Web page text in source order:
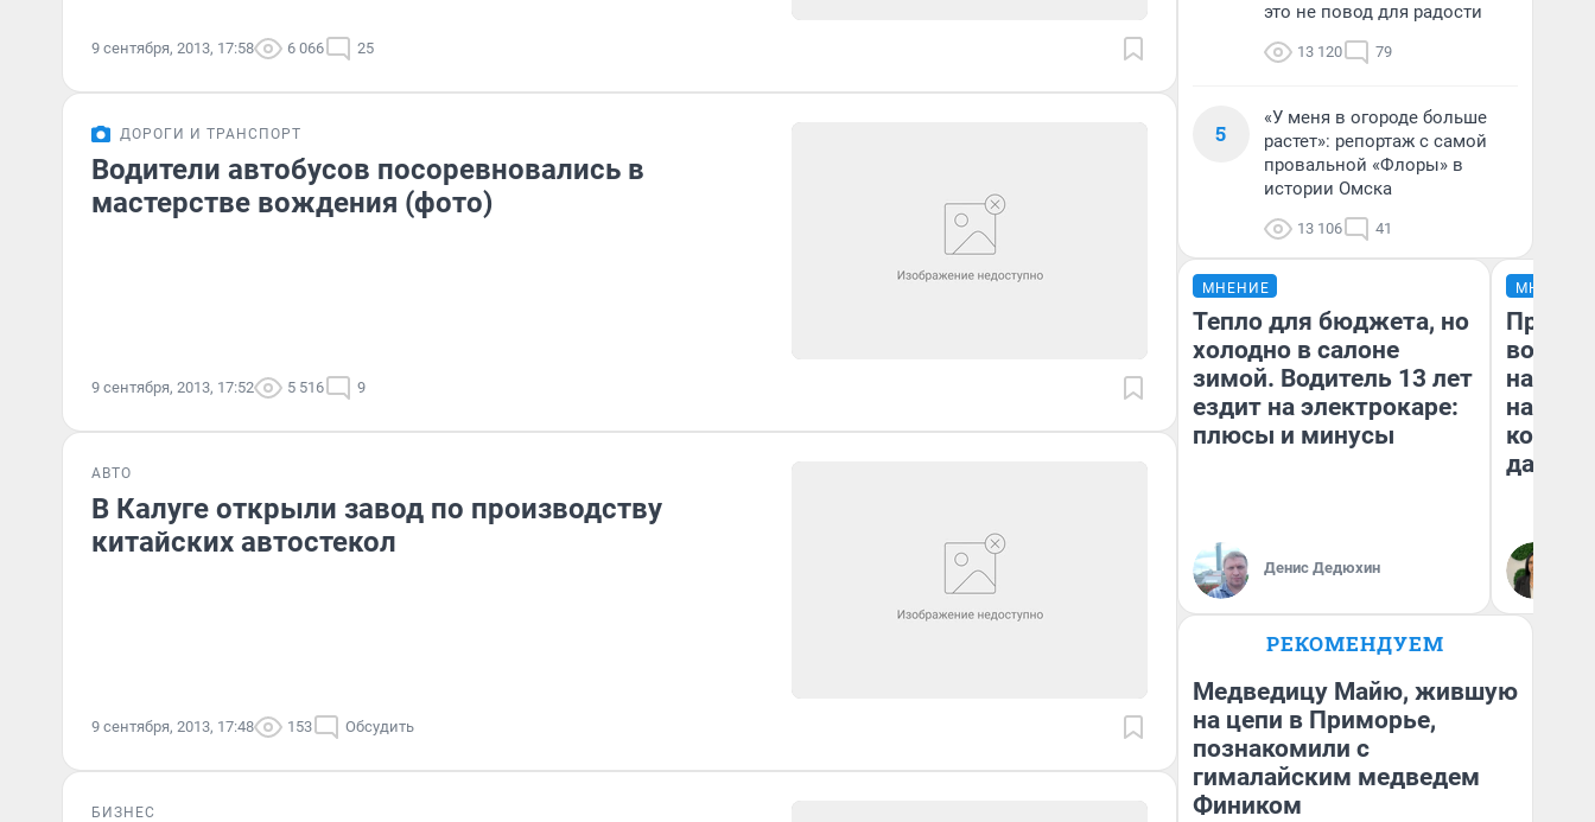
9 сентября, 2013, 17:58 6 066 25
ДОРОГИ И ТРАНСПОРТ
Водители автобусов посоревновались в
мастерстве вождения (фото)
9 сентября, 2013, 17:52 5 516 9
АВТО
В Калуге открыли завод по производству
китайских автостекол
9 сентября, 2013, 17:48 153 Обсудить
БИЗНЕС
это не повод для радости
13 120 79
5
«У меня в огороде больше
растет»: репортаж с самой
провальной «Флоры» в
истории Омска
13 106 41
МНЕНИЕ
Тепло для бюджета, но
холодно в салоне
зимой. Водитель 13 лет
ездит на электрокаре:
плюсы и минусы
Денис Дедюхин
МНЕНИЕ
нам
даже
РЕКОМЕНДУЕМ
Медведицу Майю, жившую
на цепи в Приморье,
познакомили с
гималайским медведем
Фиником